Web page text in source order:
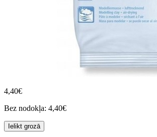
4,40€
Bez nodokļa: 4,40€
Ielikt grozā